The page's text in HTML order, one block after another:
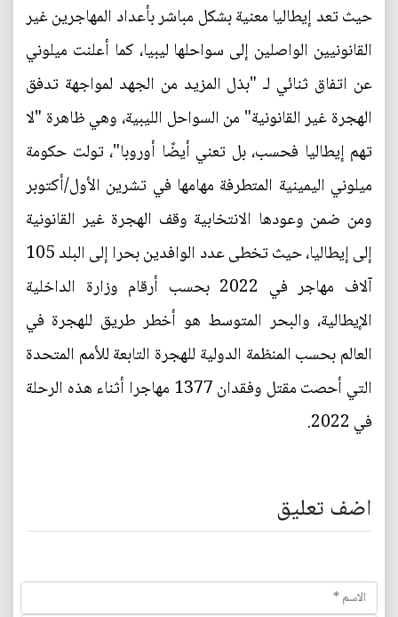
حيث تعد إيطاليا معنية بشكل مباشر بأعداد المهاجرين غير
القانونيين الواصلين إلى سواحلها ليبيا، كما أعلنت ميلوني
عن اتفاق ثنائي لـ "بذل المزيد من الجهد لمواجهة تدفق
الهجرة غير القانونية" من السواحل الليبية، وهي ظاهرة "لا
تهم إيطاليا فحسب، بل تعني أيضًا أوروبا"، تولت حكومة
ميلوني اليمينية المتطرفة مهامها في تشرين الأول/أكتوبر
ومن ضمن وعودها الانتخابية وقف الهجرة غير القانونية
إلى إيطاليا، حيث تخطى عدد الوافدين بحرا إلى البلد 105
آلاف مهاجر في 2022 بحسب أرقام وزارة الداخلية
الإيطالية، والبحر المتوسط هو أخطر طريق للهجرة في
العالم بحسب المنظمة الدولية للهجرة التابعة للأمم المتحدة
التي أحصت مقتل وفقدان 1377 مهاجرا أثناء هذه الرحلة
في 2022.
اضف تعليق